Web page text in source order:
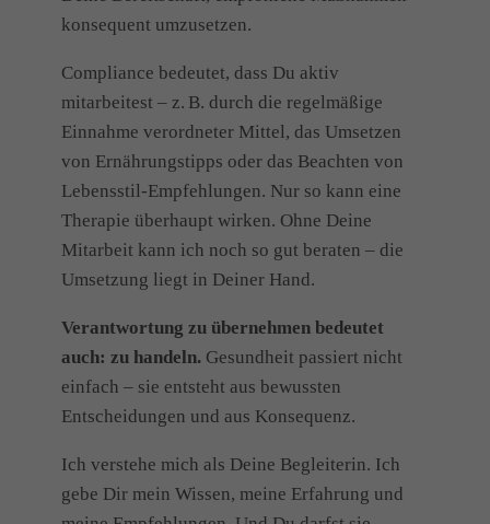
konsequent umzusetzen.
Compliance bedeutet, dass Du aktiv
mitarbeitest – z. B. durch die regelmäßige
Einnahme verordneter Mittel, das Umsetzen
von Ernährungstipps oder das Beachten von
Lebensstil-Empfehlungen. Nur so kann eine
Therapie überhaupt wirken. Ohne Deine
Mitarbeit kann ich noch so gut beraten – die
Umsetzung liegt in Deiner Hand.
Verantwortung zu übernehmen bedeutet
auch: zu handeln. Gesundheit passiert nicht
einfach – sie entsteht aus bewussten
Entscheidungen und aus Konsequenz.
Ich verstehe mich als Deine Begleiterin. Ich
gebe Dir mein Wissen, meine Erfahrung und